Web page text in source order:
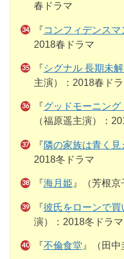
春ドラマ
『コンフィデンスマ
2018春ドラマ
『シグナル 長期未
主演）：2018春ド
『 グッドモーニン
（福原遥主演）：
『隣の家族は青く見
2018冬ドラマ
『 海月姫』（芳根
『彼氏をローンで買
演）：2018冬ドラマ
『不倫食堂』（田